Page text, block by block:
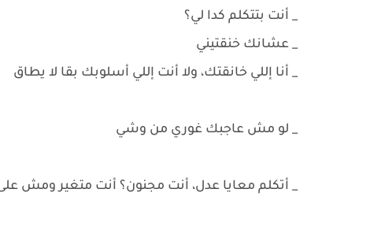
_ أنت بتتكلم كدا لي؟
_ عشانك خنقتيني
_ أنا إللي خانقتك، ولا أنت إللي أسلوبك بقا لا يطاق
_ لو مش عاجبك غوري من وشي
_ أتكلم معايا عدل، أنت مجنون؟ أنت متغير